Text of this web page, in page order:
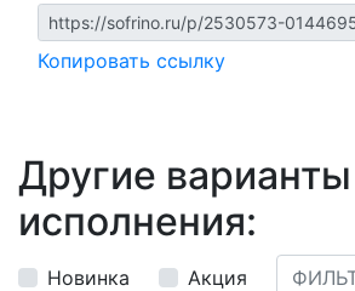
Копировать ссылку
Другие варианты
исполнения:
Новинка
Акция